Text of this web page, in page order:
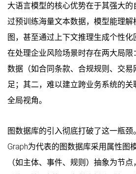
大语言模型的核心优势在于其强大
过预训练海量文本数据，模型能理
图，甚至通过上下文推理生成个性化
在处理企业风险场景时存在两大局
数据（如合同条款、合规规则、交
足；其二，难以建立跨业务系统的
全局视角。
图数据库的引入彻底打破了这一瓶颈
Graph为代表的图数据库采用属性图
（如主体、事件、规则）抽象为节